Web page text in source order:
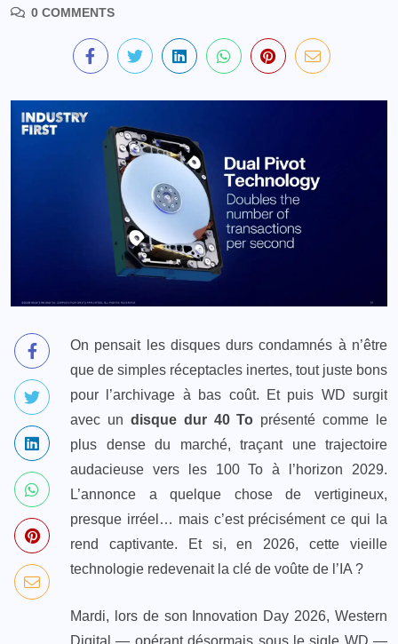
0 COMMENTS
On pensait les disques durs condamnés à n’être
que de simples réceptacles inertes, tout juste bons
pour l’archivage à bas coût. Et puis WD surgit
avec un disque dur 40 To présenté comme le
plus dense du marché, traçant une trajectoire
audacieuse vers les 100 To à l’horizon 2029.
L’annonce a quelque chose de vertigineux,
presque irréel… mais c’est précisément ce qui la
rend captivante. Et si, en 2026, cette vieille
technologie redevenait la clé de voûte de l’IA ?
Mardi, lors de son Innovation Day 2026, Western
Digital — opérant désormais sous le sigle WD —